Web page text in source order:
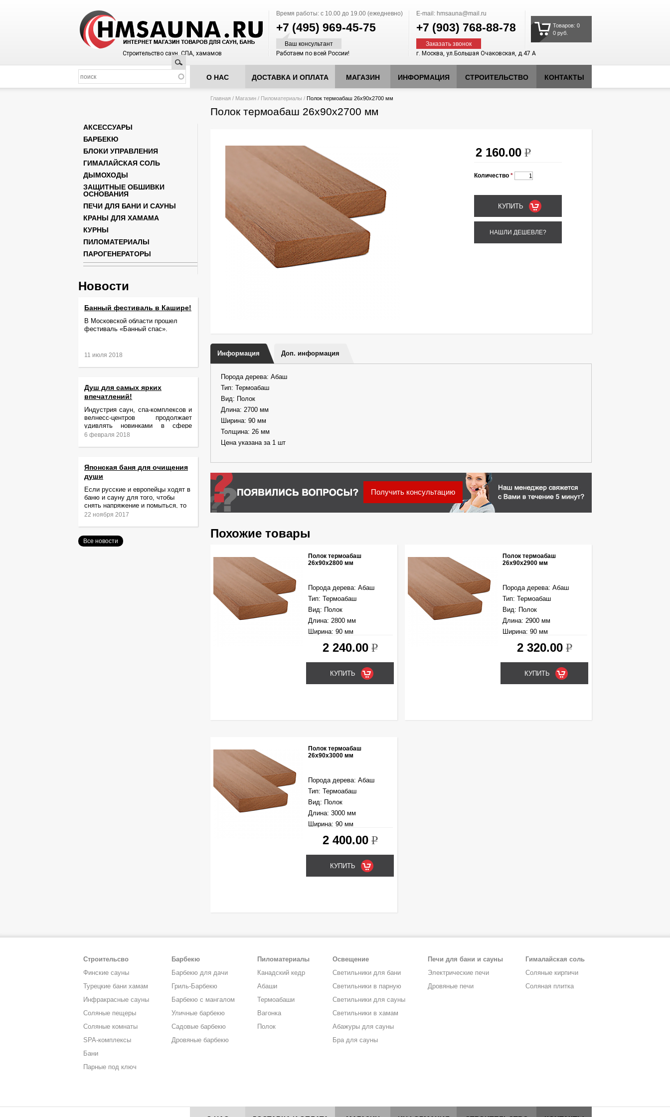
Время работы: с 10.00 до 19.00 (ежедневно)
+7 (495) 969-45-75
Ваш консультант
E-mail: hmsauna@mail.ru
+7 (903) 768-88-78
Заказать звонок
Товаров: 0
0 руб.
Строительство саун, СПА, хамамов Работаем по всей России! г. Москва, ул.Большая Очаковская, д.47 А
Поиск
О НАС ДОСТАВКА И ОПЛАТА МАГАЗИН ИНФОРМАЦИЯ СТРОИТЕЛЬСТВО КОНТАКТЫ
Вы здесь
Главная / Магазин / Пиломатериалы / Полок термоабаш 26х90x2700 мм
Полок термоабаш 26х90x2700 мм
2 160.00 k
Количество *
НАШЛИ ДЕШЕВЛЕ?
Информация Доп. информация
Порода дерева: Абаш
Тип: Термоабаш
Вид: Полок
Длина: 2700 мм
Ширина: 90 мм
Толщина: 26 мм
Цена указана за 1 шт
Получить консультацию
Похожие товары
Полок термоабаш
26х90x2800 мм
Порода дерева: Абаш
Тип: Термоабаш
Вид: Полок
Длина: 2800 мм
Ширина: 90 мм
Толщина: 26 мм
2 240.00 k
Полок термоабаш
26х90x2900 мм
Порода дерева: Абаш
Тип: Термоабаш
Вид: Полок
Длина: 2900 мм
Ширина: 90 мм
Толщина: 26 мм
2 320.00 k
Полок термоабаш
26х90x3000 мм
Порода дерева: Абаш
Тип: Термоабаш
Вид: Полок
Длина: 3000 мм
Ширина: 90 мм
Толщина: 26 мм
2 400.00 k
АКСЕССУАРЫ
БАРБЕКЮ
БЛОКИ УПРАВЛЕНИЯ
ГИМАЛАЙСКАЯ СОЛЬ
ДЫМОХОДЫ
ЗАЩИТНЫЕ ОБШИВКИ
ОСНОВАНИЯ
ПЕЧИ ДЛЯ БАНИ И САУНЫ
КРАНЫ ДЛЯ ХАМАМА
КУРНЫ
ПИЛОМАТЕРИАЛЫ
ПАРОГЕНЕРАТОРЫ
Новости
Банный фестиваль в Кашире!
В Московской области прошел
фестиваль «Банный спас».
11 июля 2018
Душ для самых ярких
впечатлений!
Индустрия саун, спа-комплексов и
велнесс-центров продолжает
удивлять новинками в сфере
релаксации и ухода за телом.
6 февраля 2018
Японская баня для очищения
души
Если русские и европейцы ходят в
баню и сауну для того, чтобы
снять напряжение и помыться, то
жители Японии идут туда за
22 ноября 2017
Все новости
Строительсво
Финские сауны
Турецкие бани хамам
Инфракрасные сауны
Соляные пещеры
Соляные комнаты
SPA-комплексы
Бани
Парные под ключ
Барбекю
Барбекю для дачи
Гриль-Барбекю
Барбекю с мангалом
Уличные барбекю
Садовые барбекю
Дровяные барбекю
Пиломатериалы
Канадский кедр
Абаши
Термоабаши
Вагонка
Полок
Освещение
Светильники для бани
Светильники в парную
Светильники для сауны
Светильники в хамам
Абажуры для сауны
Бра для сауны
Печи для бани и сауны
Электрические печи
Дровяные печи
Гималайская соль
Соляные кирпичи
Соляная плитка